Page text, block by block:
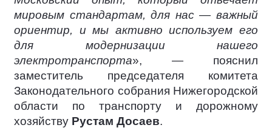
мировым стандартам, для нас — важный
ориентир, и мы активно используем его
для модернизации нашего
электротранспорта», — пояснил
заместитель председателя комитета
Законодательного собрания Нижегородской
области по транспорту и дорожному
хозяйству Рустам Досаев.